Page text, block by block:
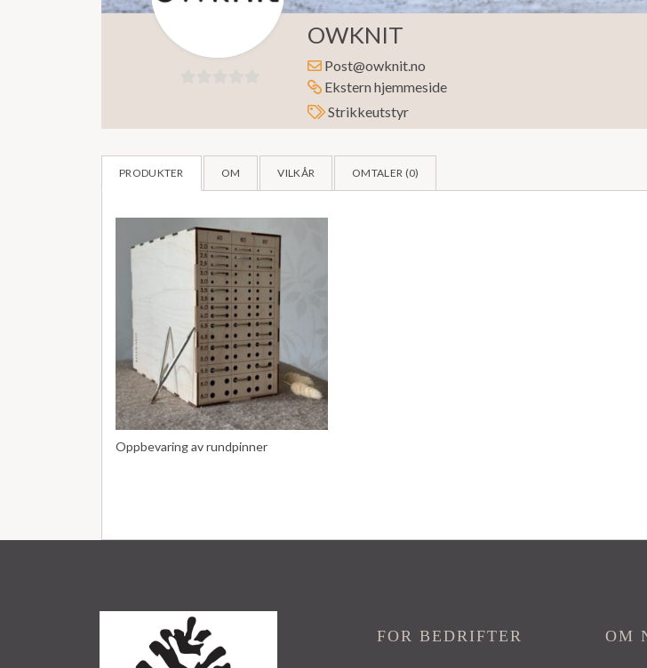
OWKNIT
Post@owknit.no
Ekstern hjemmeside
Strikkeutstyr
PRODUKTER OM VILKÅR OMTALER (0)
Oppbevaring av rundpinner
FOR BEDRIFTER OM